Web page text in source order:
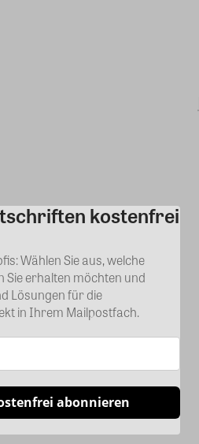
kostenfrei
Wählen Sie aus, welche
erhalten möchten und
Lösungen für die
in Ihrem Mailpostfach.
abonnieren